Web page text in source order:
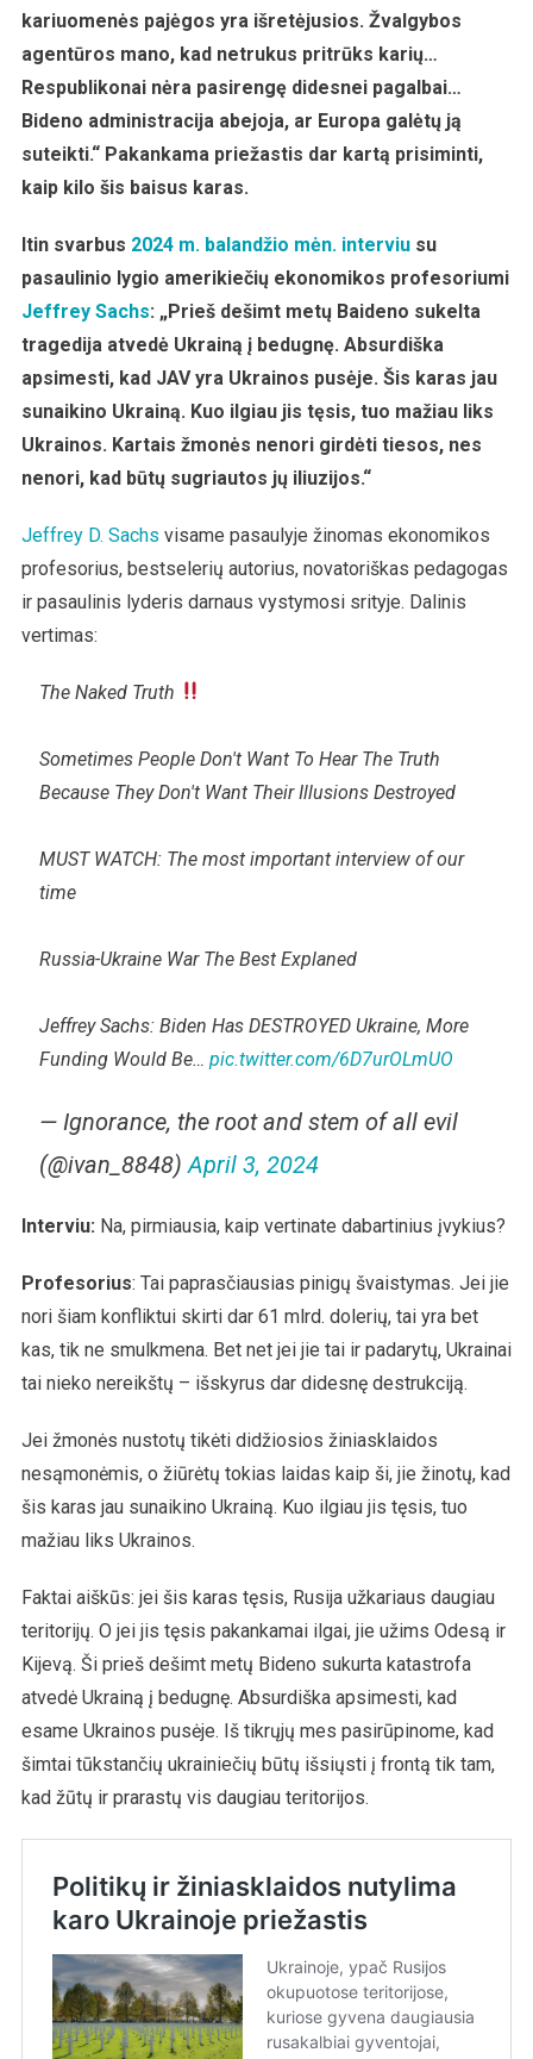
Kilo
kariuomenės pajėgos yra išretėjusios. Žvalgybos
agentūros mano, kad netrukus pritrūks karių…
Respublikonai nėra pasirengę didesnei pagalbai…
Bideno administracija abejoja, ar Europa galėtų ją
suteikti.“ Pakankama priežastis dar kartą prisiminti,
kaip kilo šis baisus karas.
Itin svarbus 2024 m. balandžio mėn. interviusu
pasaulinio lygio amerikiečių ekonomikos profesoriumi
Jeffrey Sachs: „Prieš dešimt metų Baideno sukelta
tragedija atvedė Ukrainą į bedugnę. Absurdiška
apsimesti, kad JAV yra Ukrainos pusėje. Šis karas jau
sunaikino Ukrainą. Kuo ilgiau jis tęsis, tuo mažiau liks
Ukrainos. Kartais žmonės nenori girdėti tiesos, nes
nenori, kad būtų sugriautos jų iliuzijos.“
Jeffrey D. Sachs visame pasaulyje žinomas ekonomikos
profesorius, bestselerių autorius, novatoriškas pedagogas
ir pasaulinis lyderis darnaus vystymosi srityje. Dalinis
vertimas:
The Naked Truth
Sometimes People Don't Want To Hear The Truth
Because They Don't Want Their Illusions Destroyed
MUST WATCH: The most important interview of our
time
Russia-Ukraine War The Best Explaned
Jeffrey Sachs: Biden Has DESTROYED Ukraine, More
Funding Would Be… pic.twitter.com/6D7urOLmUO
— Ignorance, the root and stem of all evil
(@ivan_8848) April 3, 2024
Interviu: Na, pirmiausia, kaip vertinate dabartinius įvykius?
Profesorius: Tai paprasčiausias pinigų švaistymas. Jei jie
nori šiam konfliktui skirti dar 61 mlrd. dolerių, tai yra bet
kas, tik ne smulkmena. Bet net jei jie tai ir padarytų, Ukrainai
tai nieko nereikštų – išskyrus dar didesnę destrukciją.
Jei žmonės nustotų tikėti didžiosios žiniasklaidos
nesąmonėmis, o žiūrėtų tokias laidas kaip ši, jie žinotų, kad
šis karas jau sunaikino Ukrainą. Kuo ilgiau jis tęsis, tuo
mažiau liks Ukrainos.
Faktai aiškūs: jei šis karas tęsis, Rusija užkariaus daugiau
teritorijų. O jei jis tęsis pakankamai ilgai, jie užims Odesą ir
Kijevą. Ši prieš dešimt metų Bideno sukurta katastrofa
atvedė Ukrainą į bedugnę. Absurdiška apsimesti, kad
esame Ukrainos pusėje. Iš tikrųjų mes pasirūpinome, kad
šimtai tūkstančių ukrainiečių būtų išsiųsti į frontą tik tam,
kad žūtų ir prarastų vis daugiau teritorijos.